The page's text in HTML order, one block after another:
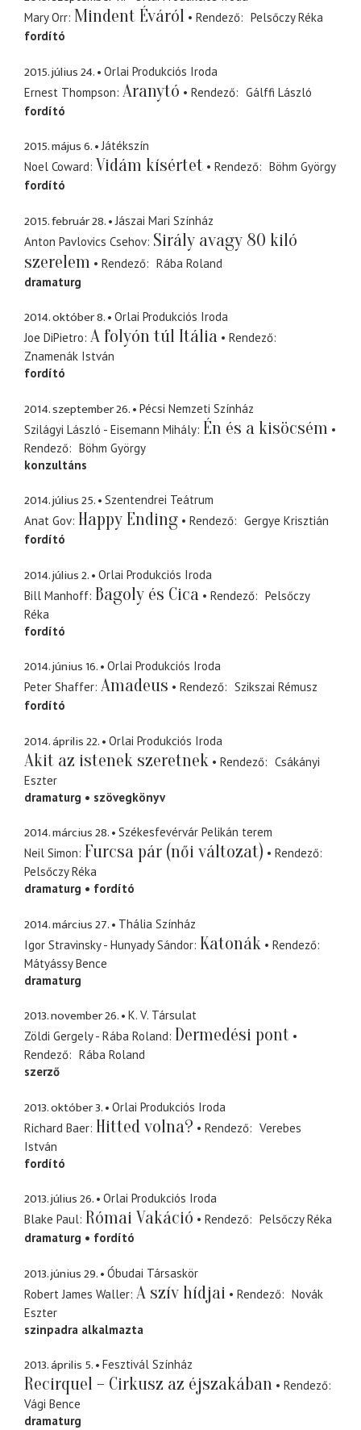
Mary Orr Mindent Éváról Rendező
Pelsőczy Réka
fordító
2015. július 24.
Orlai Produkciós Iroda
Ernest Thompson Aranytó Rendező
Gálffi László
fordító
2015. május 6.
Játékszín
Noel Coward Vidám kísértet Rendező
Böhm György
fordító
2015. február 28.
Jászai Mari Színház
Anton Pavlovics Csehov Sirály avagy 80 kiló
szerelem
Rendező
Rába Roland
dramaturg
2014. október 8.
Orlai Produkciós Iroda
Joe DiPietro A folyón túl Itália
Rendező
Znamenák István
fordító
2014. szeptember 26.
Pécsi Nemzeti Színház
Szilágyi László - Eisemann Mihály Én és a kisöcsém
Rendező
Böhm György
konzultáns
2014. július 25.
Szentendrei Teátrum
Anat Gov Happy Ending Rendező
Gergye Krisztián
fordító
2014. július 2.
Orlai Produkciós Iroda
Bill Manhoff Bagoly és Cica Rendező
Pelsőczy
Réka
fordító
2014. június 16.
Orlai Produkciós Iroda
Peter Shaffer Amadeus Rendező
Szikszai Rémusz
fordító
2014. április 22. Orlai Produkciós Iroda
Akit az istenek szeretnek Rendező
Csákányi
Eszter
dramaturg
szövegkönyv
2014. március 28.
Székesfevérvár Pelikán terem
Neil Simon Furcsa pár (női változat)
Rendező
Pelsőczy Réka
dramaturg
fordító
2014. március 27.
Thália Színház
Igor Stravinsky - Hunyady Sándor Katonák
Rendező
Mátyássy Bence
dramaturg
2013. november 26.
K. V. Társulat
Zöldi Gergely - Rába Roland Dermedési pont
Rendező
Rába Roland
szerző
2013. október 3.
Orlai Produkciós Iroda
Richard Baer Hitted volna? Rendező
Verebes
István
fordító
2013. július 26.
Orlai Produkciós Iroda
Blake Paul Római Vakáció Rendező
Pelsőczy Réka
dramaturg
fordító
2013. június 29.
Óbudai Társaskör
Robert James Waller A szív hídjai Rendező
Novák
Eszter
szinpadra alkalmazta
2013. április 5. Fesztivál Színház
Recirquel – Cirkusz az éjszakában
Rendező
Vági Bence
dramaturg